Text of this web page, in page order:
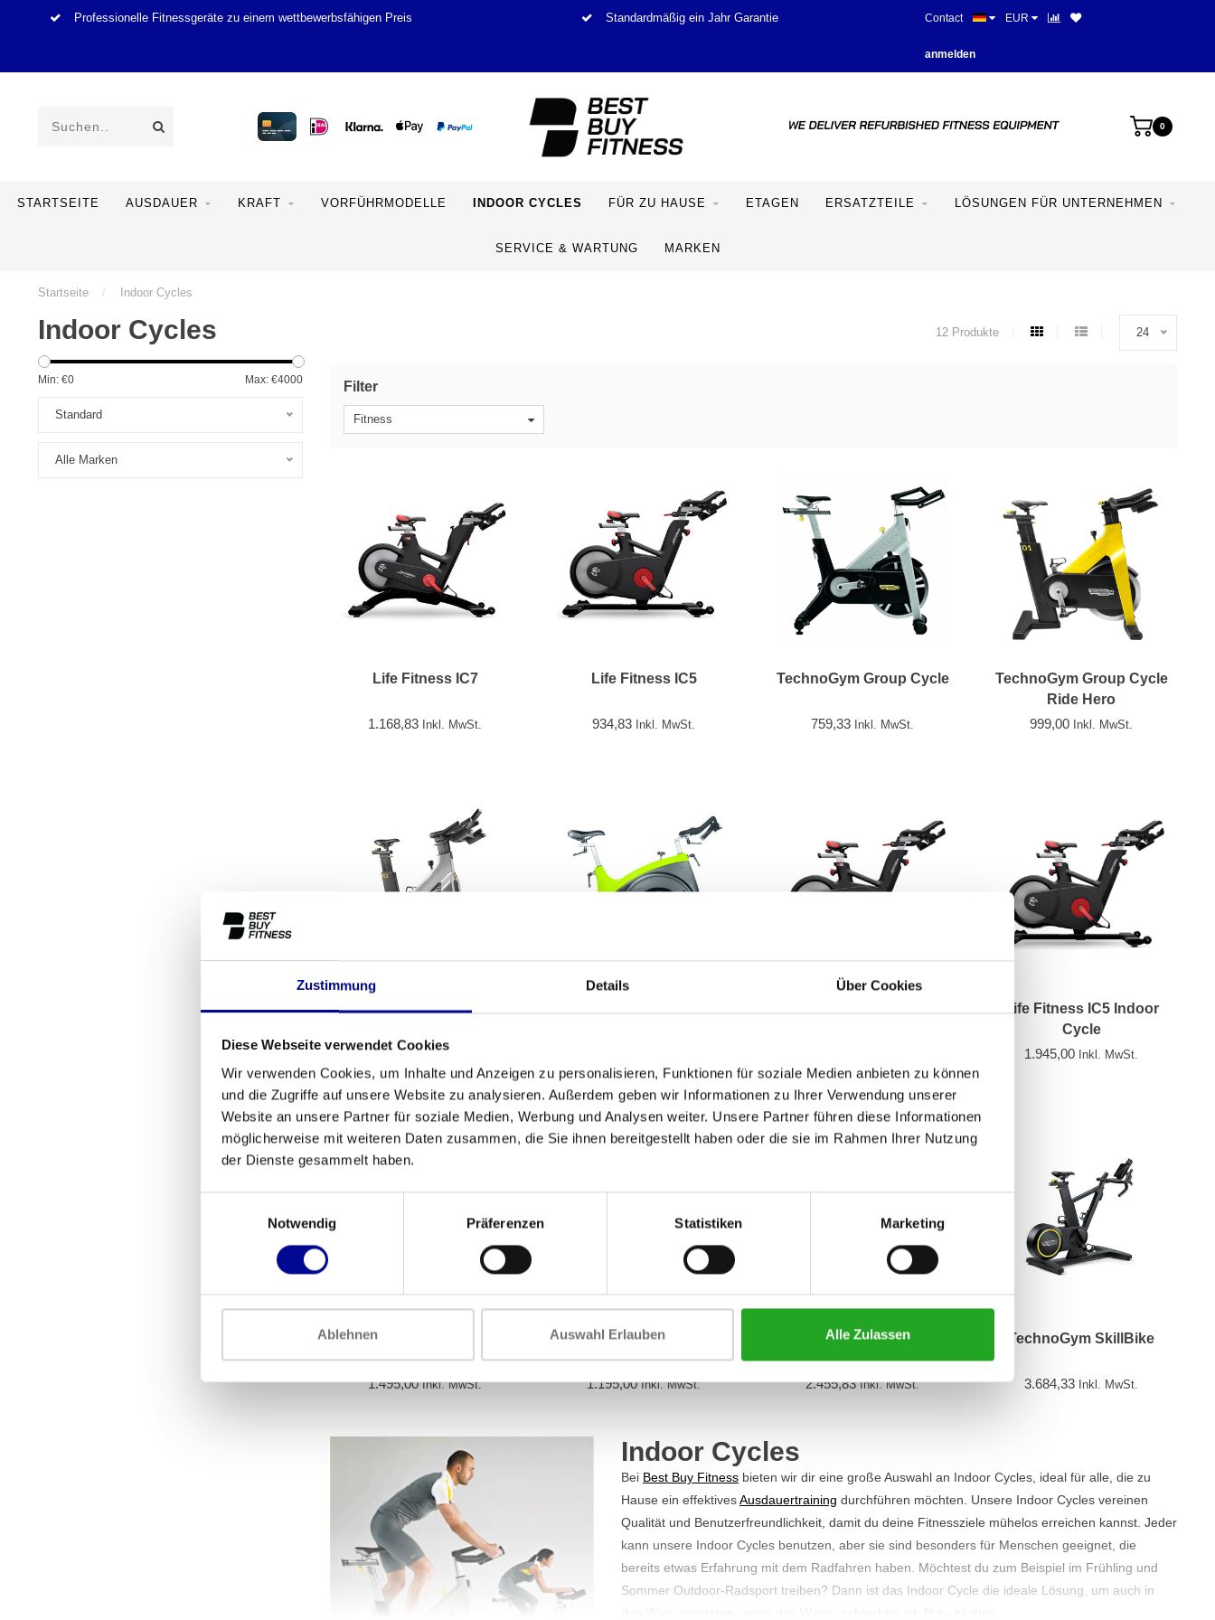
Zustimmung Details Über Cookies
Diese Webseite verwendet Cookies
Wir verwenden Cookies, um Inhalte und Anzeigen zu personalisieren, Funktionen für soziale Medien anbieten zu können
und die Zugriffe auf unsere Website zu analysieren. Außerdem geben wir Informationen zu Ihrer Verwendung unserer
Website an unsere Partner für soziale Medien, Werbung und Analysen weiter. Unsere Partner führen diese Informationen
möglicherweise mit weiteren Daten zusammen, die Sie ihnen bereitgestellt haben oder die sie im Rahmen Ihrer Nutzung
der Dienste gesammelt haben.
Notwendig
Präferenzen Statistiken Marketing
Ablehnen Auswahl Erlauben Alle Zulassen
Professionelle Fitnessgeräte zu einem wettbewerbsfähigen Preis Standardmäßig ein Jahr Garantie Mehr als 28 Jahre Erfahrung
Contact EUR
anmelden
0
STARTSEITE AUSDAUER KRAFT VORFÜHRMODELLE INDOOR CYCLES FÜR ZU HAUSE ETAGEN ERSATZTEILE LÖSUNGEN FÜR UNTERNEHMEN
SERVICE & WARTUNG MARKEN
Startseite / Indoor Cycles
Indoor Cycles 12 Produkte 24
Min: €0 Max: €4000
Standard
Alle Marken
Filter
Fitness
Life Fitness IC7
1.168,83 Inkl. MwSt.
Life Fitness IC5
934,83 Inkl. MwSt.
TechnoGym Group Cycle
759,33 Inkl. MwSt.
TechnoGym Group Cycle
Ride Hero
999,00 Inkl. MwSt.
TechnoGym Group Cycle
1.499,00Inkl. MwSt.
Life Fitness IC5 Indoor
Cycle
1.945,00 Inkl. MwSt.
Life Fitness IC4 Indoor
Cycle
1.495,00Inkl. MwSt.
Life Fitness IC2 Indoor
Cycle
1.195,00Inkl. MwSt.
TechnoGym Bike
2.455,83Inkl. MwSt.
TechnoGym SkillBike
3.684,33 Inkl. MwSt.
Indoor Cycles
Bei Best Buy Fitness bieten wir dir eine große Auswahl an Indoor Cycles, ideal für alle, die zu
Hause ein effektivesAusdauertraining durchführen möchten. Unsere Indoor Cycles vereinen
Qualität und Benutzerfreundlichkeit, damit du deine Fitnessziele mühelos erreichen kannst. Jeder
kann unsere Indoor Cycles benutzen, aber sie sind besonders für Menschen geeignet, die
bereits etwas Erfahrung mit dem Radfahren haben. Möchtest du zum Beispiel im Frühling und
Sommer Outdoor-Radsport treiben? Dann ist das Indoor Cycle die ideale Lösung, um auch in